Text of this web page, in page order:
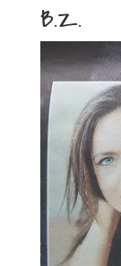
B.Z.